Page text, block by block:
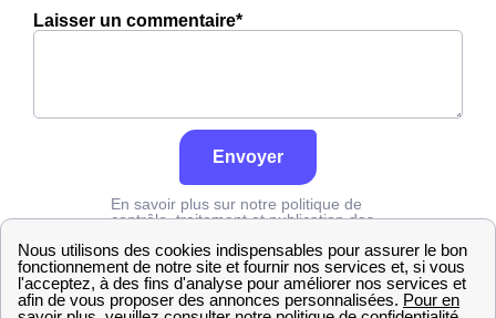
Laisser un commentaire*
Envoyer
En savoir plus sur notre politique de
contrôle, traitement et publication des
Edf Corrèze Ayen